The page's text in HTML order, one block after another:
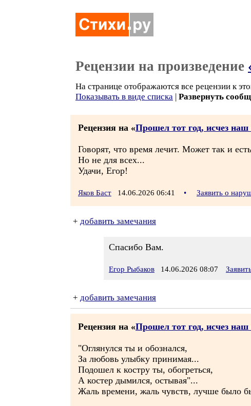
Рецензии на произведение
На странице отображаются все рецензии к
Показывать в виде списка | Развернуть
Рецензия на «Прошел тот год, исчез
Говорят, что время лечит. Может так и
Но не для всех...
Удачи, Егор!
Яков Баст 14.06.2026 06:41 • Заявить о
+ добавить замечания
Спасибо Вам.
Егор Рыбаков 14.06.2026 08:07
+ добавить замечания
Рецензия на «Прошел тот год, исчез
"Оглянулся ты и обознался,
За любовь улыбку принимая...
Подошел к костру ты, обогреться,
А костер дымился, остывая"...
Жаль времени, жаль чувств, лучше было